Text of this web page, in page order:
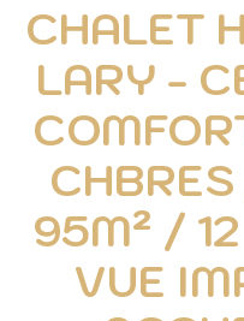
CHALET
LARY -
95M² /
VUE